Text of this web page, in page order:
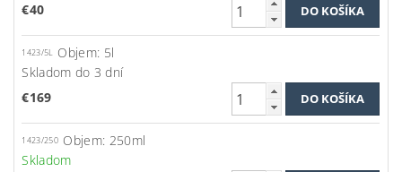
€40
1423/5L Objem: 5l
Skladom do 3 dní
€169
1423/250 Objem: 250ml
Skladom